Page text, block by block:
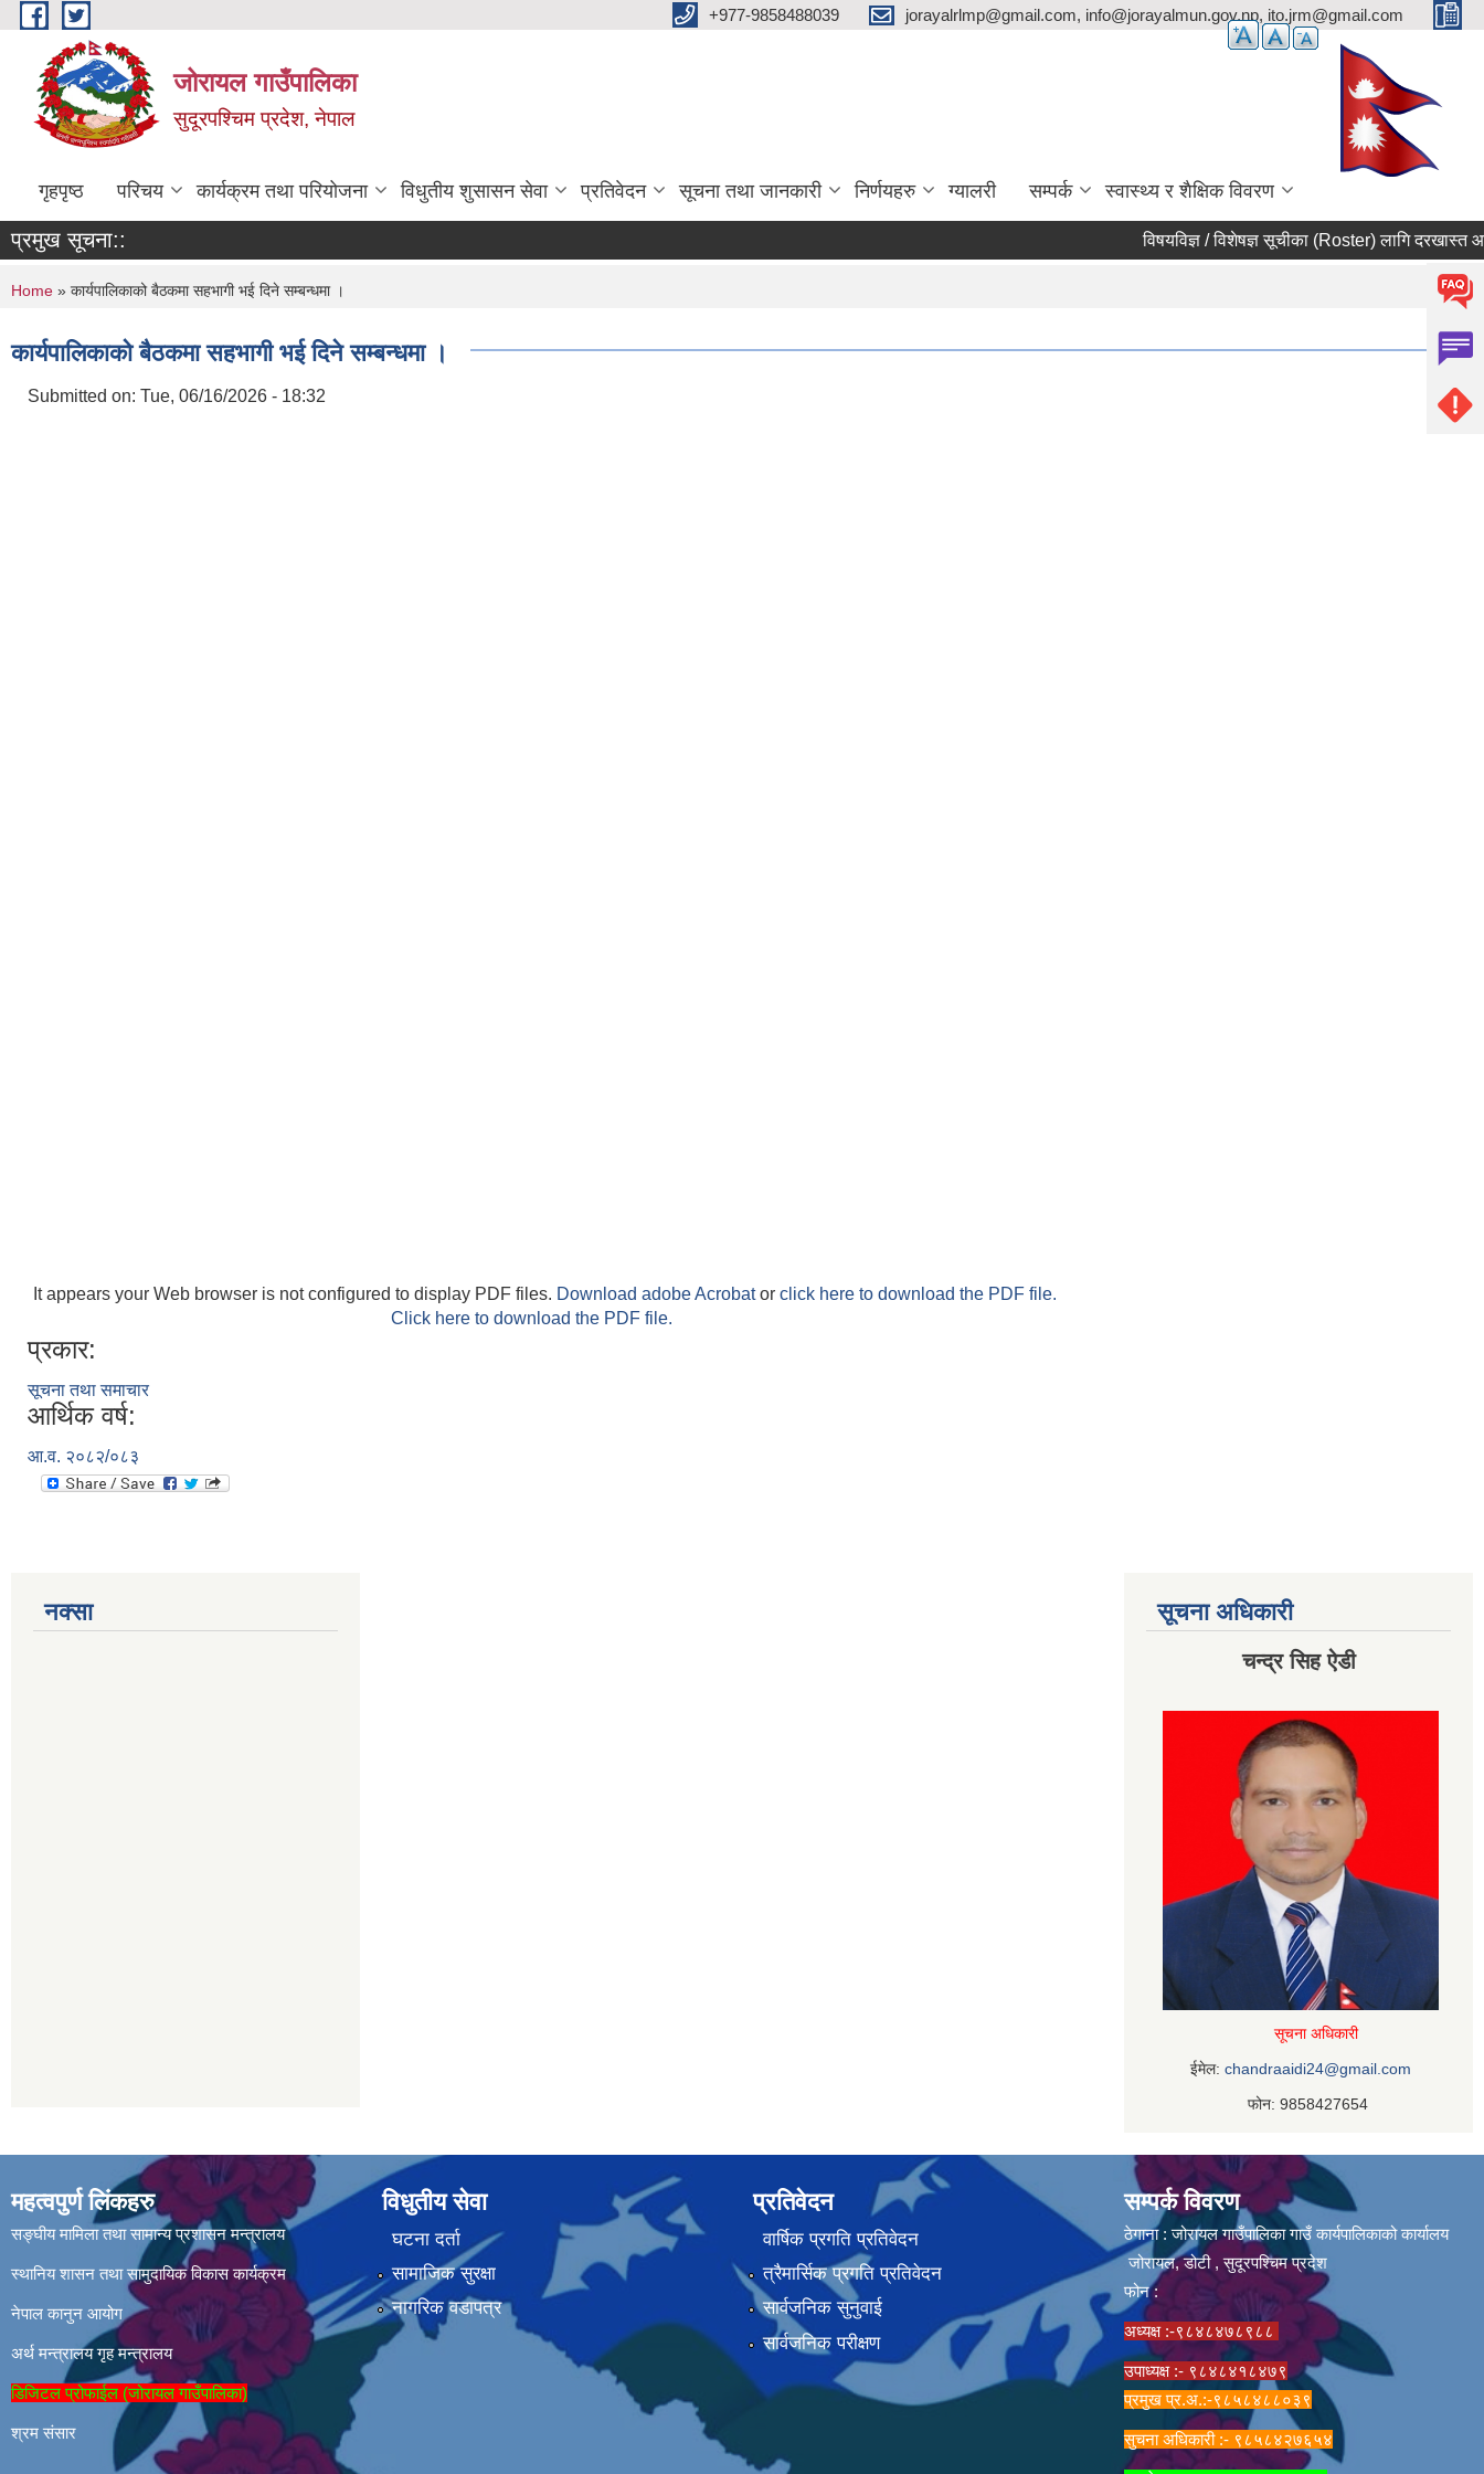
Skip to main content ‌+977-9858488039 jorayalrlmp@gmail.com, info@jorayalmun.gov.np, ito.jrm@gmail.com
जोरायल गाउँपालिका
सुदूरपश्चिम प्रदेश, नेपाल
गृहपृष्ठ परिचय कार्यक्रम तथा परियोजना विधुतीय शुसासन सेवा प्रतिवेदन सूचना तथा जानकारी निर्णयहरु ग्यालरी सम्पर्क स्वास्थ्य र शैक्षिक विवरण
प्रमुख सूचना:: विषयविज्ञ / विशेषज्ञ सूचीका (Roster) लागि दरखास्त
You are here
Home » कार्यपालिकाको बैठकमा सहभागी भई दिने सम्बन्धमा ।
कार्यपालिकाको बैठकमा सहभागी भई दिने सम्बन्धमा ।
Submitted on: Tue, 06/16/2026 - 18:32
It appears your Web browser is not configured to display PDF files. Download adobe Acrobator click here to download the PDF file.
Click here to download the PDF file.
प्रकार:
सूचना तथा समाचार
आर्थिक वर्ष:
आ.व. २०८२/०८३
नक्सा सूचना अधिकारी
चन्द्र सिह ऐडी
सूचना अधिकारी
ईमेल: chandraaidi24@gmail.com
फोन: 9858427654
महत्वपुर्ण लिंकहरु
सङ्घीय मामिला तथा सामान्य प्रशासन मन्त्रालय
स्थानिय शासन तथा सामुदायिक विकास कार्यक्रम
नेपाल कानुन आयोग
अर्थ मन्त्रालय गृह मन्त्रालय
डिजिटल प्रोफाईल (जोरायल गाउँपालिका)
श्रम संसार
विधुतीय सेवा
घटना दर्ता
सामाजिक सुरक्षा
नागरिक वडापत्र
प्रतिवेदन
वार्षिक प्रगति प्रतिवेदन
त्रैमार्सिक प्रगति प्रतिवेदन
सार्वजनिक सुनुवाई
सार्वजनिक परीक्षण
सम्पर्क विवरण
ठेगाना : जोरायल गाउँपालिका गाउँ कार्यपालिकाको कार्यालय
जोरायल, डोटी , सुदूरपश्चिम प्रदेश
फोन :
अध्यक्ष :-९८४८४७८९८८
उपाध्यक्ष :- ९८४८४१८४७९
प्रमुख प्र.अ.:-९८५८४८८०३९
सुचना अधिकारी :- ९८५८४२७६५४